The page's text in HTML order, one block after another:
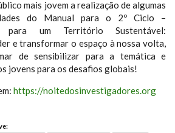
mais jovem a realização de algumas
do Manual para o 2º Ciclo –
para um Território Sustentável:
e transformar o espaço à nossa volta,
de sensibilizar para a temática e
jovens para os desafios globais!
https://noitedosinvestigadores.org